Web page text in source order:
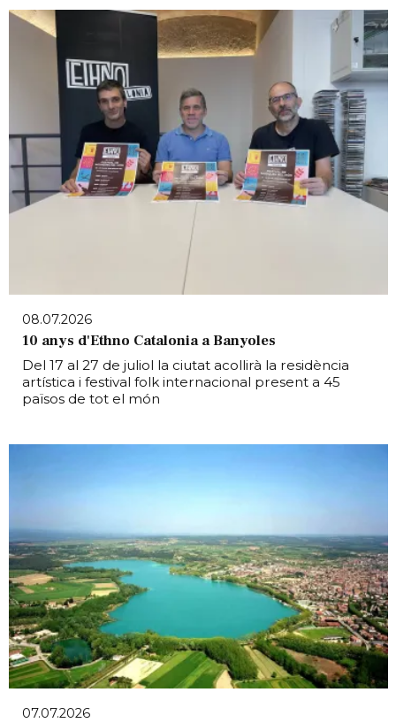
08.07.2026
10 anys d'Ethno Catalonia a Banyoles
Del 17 al 27 de juliol la ciutat acollirà la residència
artística i festival folk internacional present a 45
països de tot el món
07.07.2026